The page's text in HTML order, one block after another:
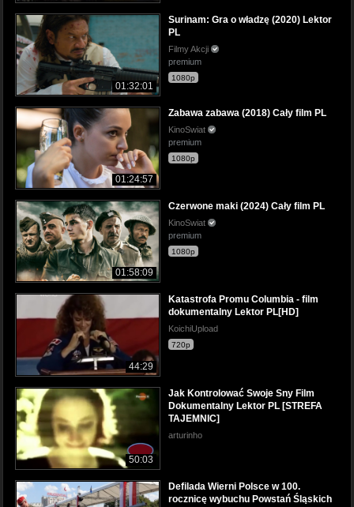
01:32:01
Surinam: Gra o władzę (2020) Lektor
PL
Filmy Akcji
premium
1080p
01:24:57
Zabawa zabawa (2018) Cały film PL
KinoSwiat
premium
1080p
01:58:09
Czerwone maki (2024) Cały film PL
KinoSwiat
premium
1080p
44:29
Katastrofa Promu Columbia - film
dokumentalny Lektor PL[HD]
KoichiUpload
720p
50:03
Jak Kontrolować Swoje Sny Film
Dokumentalny Lektor PL [STREFA
TAJEMNIC]
arturinho
Defilada Wierni Polsce w 100.
rocznicę wybuchu Powstań Śląskich